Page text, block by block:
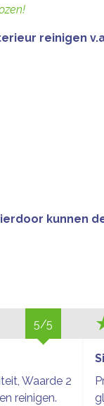
reinigen
kunnen
5/5
Waarde 2
reinigen.